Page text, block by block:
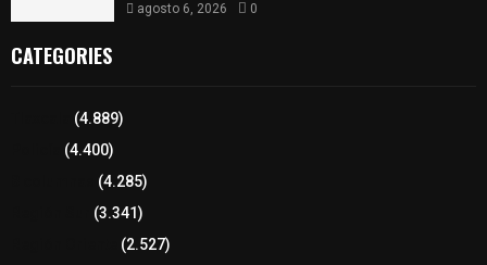
agosto 6, 2026 0
CATEGORIES
(4.889)
(4.400)
(4.285)
(3.341)
(2.527)